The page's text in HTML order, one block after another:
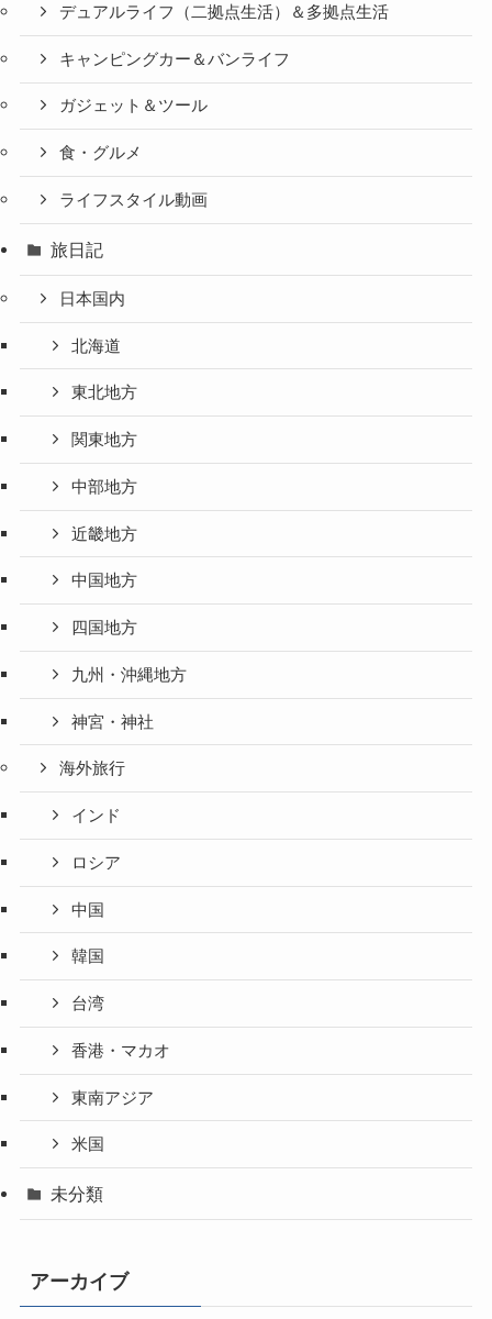
デュアルライフ（二拠点生活）＆多拠点生活
キャンピングカー＆バンライフ
ガジェット＆ツール
食・グルメ
ライフスタイル動画
旅日記
日本国内
北海道
東北地方
関東地方
中部地方
近畿地方
中国地方
四国地方
九州・沖縄地方
神宮・神社
海外旅行
インド
ロシア
中国
韓国
台湾
香港・マカオ
東南アジア
米国
未分類
アーカイブ